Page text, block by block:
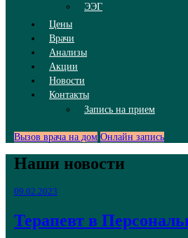
ЭЭГ
Цены
Врачи
Анализы
Акции
Новости
Контакты
Запись на прием
Вызов врача на дом Онлайн запись
Наши новости
09.02.2023
Терапевт в